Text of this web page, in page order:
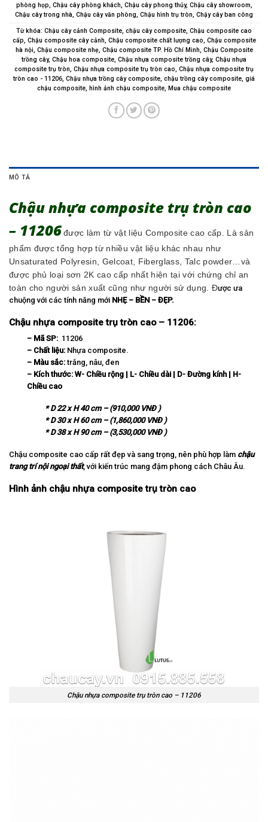
phòng họp, Chậu cây phòng khách, Chậu cây phong thủy, Chậu cây showroom,
Chậu cây trong nhà, Chậu cây văn phòng, Chậu hình trụ tròn, Chậy cây ban công
Từ khóa: Chậu cây cảnh Composite, chậu cây composite, Chậu composite cao
cấp, Chậu composite cây cảnh, Chậu composite chất lượng cao, Chậu composite
hà nội, Chậu composite nhẹ, Chậu composite TP. Hồ Chí Minh, Chậu Composite
trồng cây, Chậu hoa composite, Chậu nhựa composite trồng cây, Chậu nhựa
composite trụ tròn, Chậu nhựa composite trụ tròn cao, Chậu nhựa composite trụ
tròn cao - 11206, Chậu nhựa trồng cây composite, chậu trồng cây composite, giá
chậu composite, hình ảnh chậu composite, Mua chậu composite
MÔ TẢ
Chậu nhựa composite trụ tròn cao
– 11206được làm từ vật liệu Composite cao cấp. L à sản
phẩm được tổng hợp từ nhiều vật liệu khác nhau như
Unsaturated Polyresin, Gelcoat, Fiberglass, Talc powder…và
được phủ loại sơn 2K cao cấp nhất hiện tại với chứng chỉ an
toàn cho người sản xuất cũng như người sử dụng. Được ưa
chuộng với các tính năng mới NHẸ – BỀN – ĐẸP.
Chậu nhựa composite trụ tròn cao – 11206:
– Mã SP: 11206
– Chất liệu: Nhựa composite.
– Màu sắc:trắng, nâu, đen
– Kích thước: W- Chiều rộng | L- Chiều dài | D- Đường kính | H-
Chiều cao
* D 22 x H 40 cm – (910,000 VNĐ )
* D 30 x H 60 cm – (1,860,000 VNĐ )
* D 38 x H 90 cm – (3,530,000 VNĐ )
Chậu composite cao cấp rất đẹp và sang trọng, nên phù hợp làm chậu
trang trí nội ngoại thất, với kiến trúc mang đậm phong cách Châu Âu.
Hình ảnh chậu nhựa composite trụ tròn cao
Chậu nhựa composite trụ tròn cao – 11206